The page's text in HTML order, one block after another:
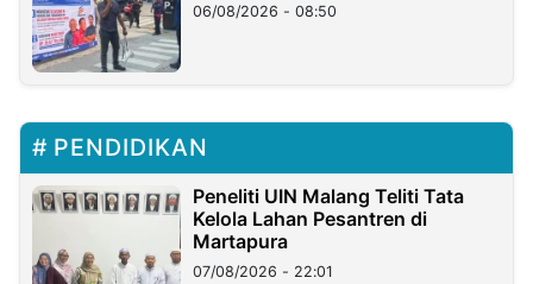
06/08/2026 - 08:50
PENDIDIKAN
Peneliti UIN Malang Teliti Tata
Kelola Lahan Pesantren di
Martapura
07/08/2026 - 22:01